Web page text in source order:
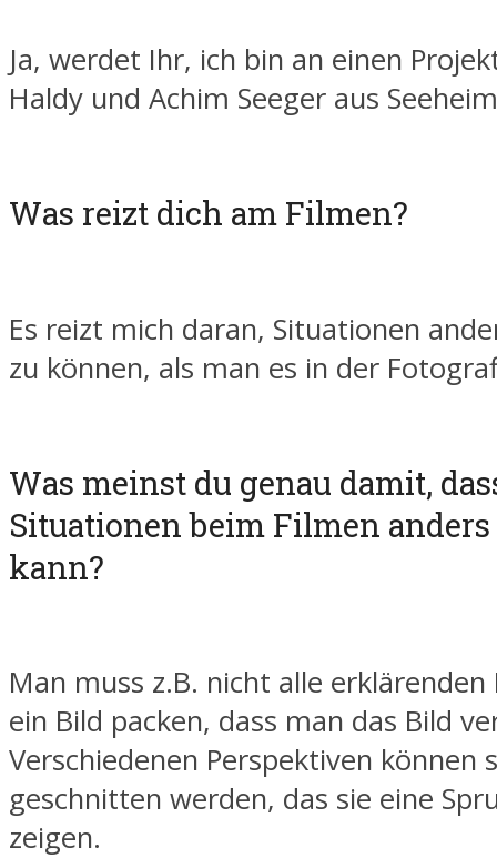
Ja, werdet Ihr, ich bin an einen
Haldy und Achim Seeger aus
Was reizt dich am Filmen?
Es reizt mich daran, Situationen
zu können, als man es in der
Was meinst du genau damit,
Situationen beim Filmen
kann?
Man muss z.B. nicht alle
ein Bild packen, dass man das Bild
Verschiedenen Perspektiven können
geschnitten werden, das sie eine
zeigen.